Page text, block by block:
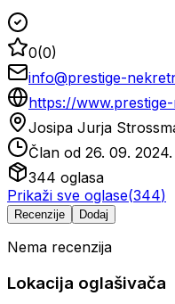
0(0)
info@prestige-
https://
Josipa Jurja
Član od 26. 09. 2024.
344 oglasa
Prikaži sve oglase(344)
Recenzije Dodaj
Nema recenzija
Lokacija oglašivača